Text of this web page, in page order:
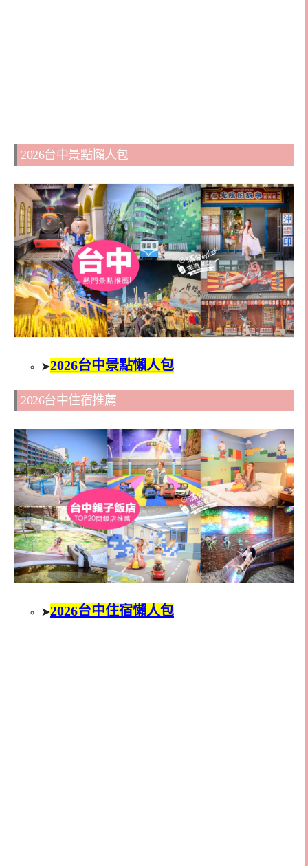
2026台中景點懶人包
➤2026台中景點懶人包
2026台中住宿推薦
➤2026台中住宿懶人包